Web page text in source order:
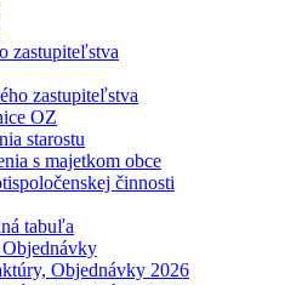
zastupiteľstva
zastupiteľstva
OZ
starostu
s majetkom obce
činnosti
tabuľa
Objednávky 2026